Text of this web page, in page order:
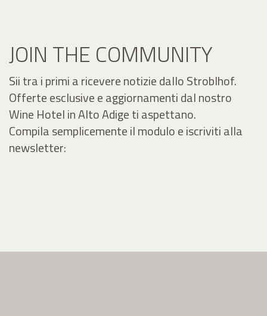
JOIN THE COMMUNITY
Sii tra i primi a ricevere notizie dallo Stroblhof.
Offerte esclusive e aggiornamenti dal nostro
Wine Hotel in Alto Adige ti aspettano.
Compila semplicemente il modulo e iscriviti alla
newsletter: